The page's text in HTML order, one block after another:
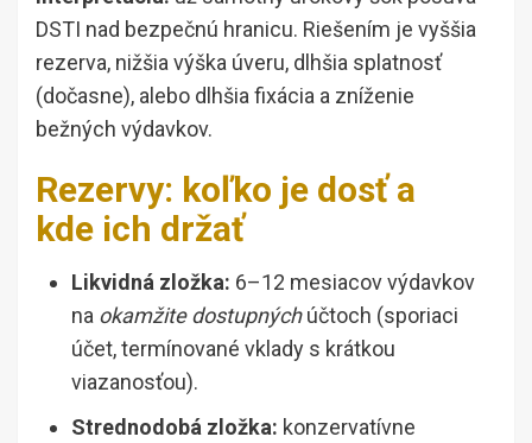
DSTI nad bezpečnú hranicu. Riešením je vyššia
rezerva, nižšia výška úveru, dlhšia splatnosť
(dočasne), alebo dlhšia fixácia a zníženie
bežných výdavkov.
Rezervy: koľko je dosť a
kde ich držať
Likvidná zložka: 6–12 mesiacov výdavkov
na okamžite dostupnýchúčtoch (sporiaci
účet, termínované vklady s krátkou
viazanosťou).
Strednodobá zložka: konzervatívne